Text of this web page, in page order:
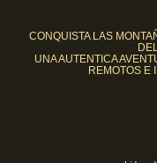
CONQUISTA LAS
UNA AUTENTICA
REMOTOS E